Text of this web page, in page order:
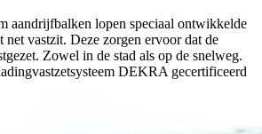
aandrijfbalken lopen speciaal ontwikkelde
net vastzit. Deze zorgen ervoor dat de
Zowel in de stad als op de snelweg.
DEKRA gecertificeerd